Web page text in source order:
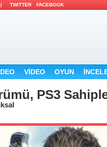
| TWITTER FACEBOOK
VİDEO OYUN
PS3